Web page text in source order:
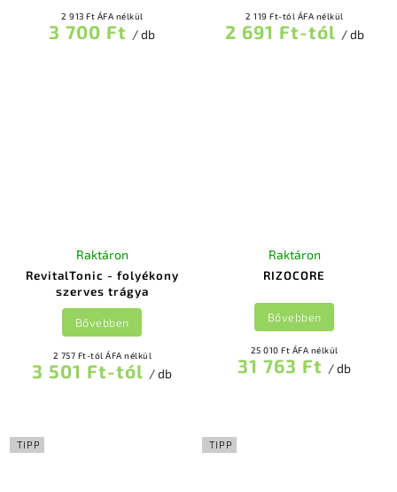
2 913 Ft ÁFA nélkül
3 700 Ft / db
2 119 Ft-tól ÁFA nélkül
2 691 Ft-tól / db
RevitalTonic - folyékony
szerves trágya
Raktáron
2 757 Ft-tól ÁFA nélkül
3 501 Ft-tól / db
Bővebben
RIZOCORE
Raktáron
25 010 Ft ÁFA nélkül
31 763 Ft / db
Bővebben
TIPP TIPP